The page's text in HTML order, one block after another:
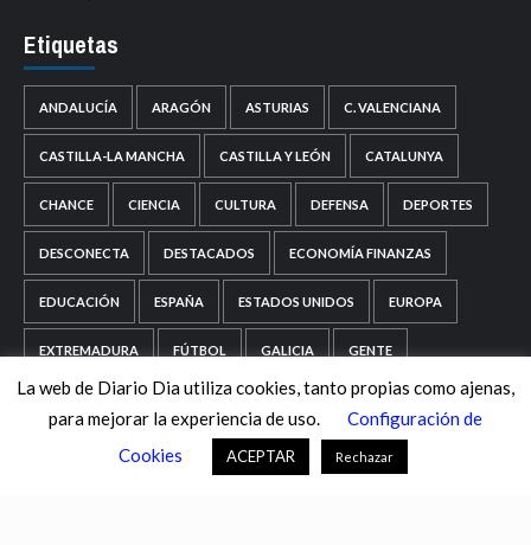
Etiquetas
ANDALUCÍA ARAGÓN ASTURIAS C. VALENCIANA
CASTILLA-LA MANCHA CASTILLA Y LEÓN CATALUNYA
CHANCE CIENCIA CULTURA DEFENSA DEPORTES
DESCONECTA DESTACADOS ECONOMÍA FINANZAS
EDUCACIÓN ESPAÑA ESTADOS UNIDOS EUROPA
EXTREMADURA FÚTBOL GALICIA GENTE
GOBIERNO IGUALDAD INFOSALUS.COM
INTERNACIONAL INVESTIGACIÓN
La web de Diario Dia utiliza cookies, tanto propias como ajenas,
para mejorar la experiencia de uso.
Configuración de
Cookies
ACEPTAR Rechazar